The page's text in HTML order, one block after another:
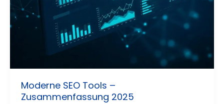
Moderne SEO Tools –
Zusammenfassung 2025